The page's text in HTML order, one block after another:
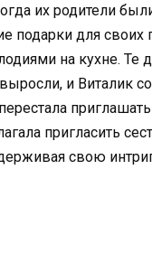
их родители
подарки для своих
на кухне.
и Виталик
пригласить
свою